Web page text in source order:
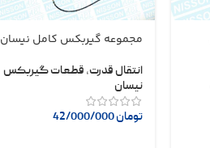
مجموعه گیربکس کامل نیسان
انتقال قدرت, قطعات گیربکس
نیسان
تومان42/000/000